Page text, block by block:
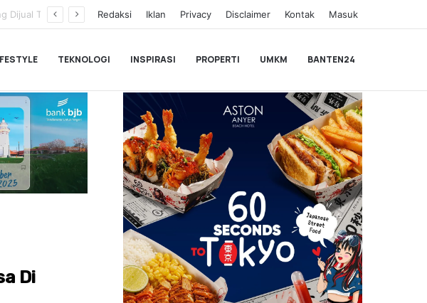
Wamenkeu Juda Agung Optimis Ekonomi Tumbuh Kuat dan Fiskal Tetap Terjaga di Tengah Ketidakpastian Global Redaksi Iklan Privacy Disclaimer Kontak Masuk
TEKNOLOGI INSPIRASI PROPERTI UMKM BANTEN24
Di